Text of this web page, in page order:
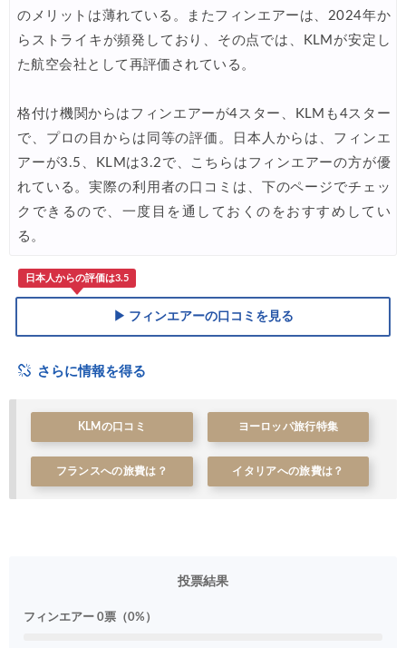
のメリットは薄れている。またフィンエアーは、2024年か
らストライキが頻発しており、その点では、KLMが安定し
た航空会社として再評価されている。
格付け機関からはフィンエアーが4スター、KLMも4スター
で、プロの目からは同等の評価。日本人からは、フィンエ
アーが3.5、KLMは3.2で、こちらはフィンエアーの方が優
れている。実際の利用者の口コミは、下のページでチェッ
クできるので、一度目を通しておくのをおすすめしてい
る。
日本人からの評価は3.5
▶ フィンエアーの口コミを見る
さらに情報を得る
KLMの口コミ ヨーロッパ旅行特集
フランスへの旅費は？ イタリアへの旅費は？
投票結果
フィンエアー 0票（0%）